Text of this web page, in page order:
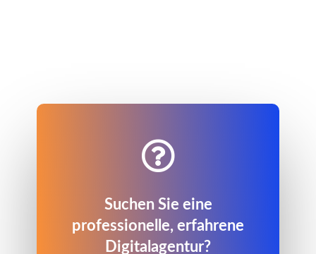

Suchen Sie eine
professionelle, erfahrene
Digitalagentur?